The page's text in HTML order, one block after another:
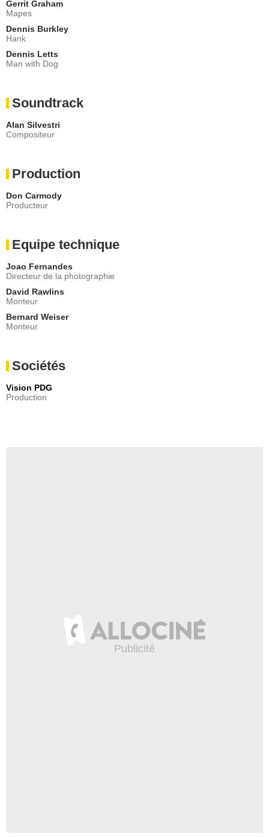
Gerrit Graham
Mapes
Dennis Burkley
Hank
Dennis Letts
Man with Dog
Soundtrack
Alan Silvestri
Compositeur
Production
Don Carmody
Producteur
Equipe technique
Joao Fernandes
Directeur de la photographie
David Rawlins
Monteur
Bernard Weiser
Monteur
Sociétés
Vision PDG
Production